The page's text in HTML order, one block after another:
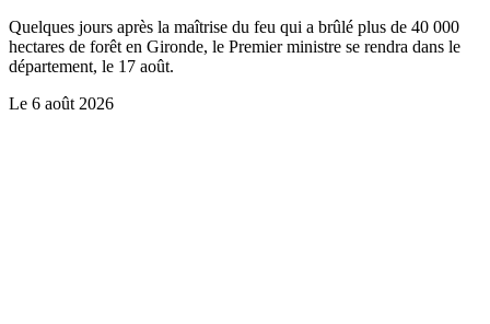
Quelques jours après la maîtrise du feu qui a brûlé plus de 40 000
hectares de forêt en Gironde, le Premier ministre se rendra dans le
département, le 17 août.
Le 6 août 2026